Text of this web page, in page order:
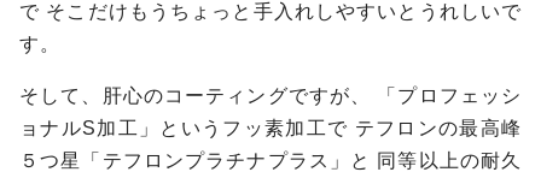
で そこだけもうちょっと手入れしやすいとうれしいで
す。
そして、肝心のコーティングですが、
「プロフェッシ
ョナルS加工」というフッ素加工で テフロンの最高峰
５つ星「テフロンプラチナプラス」と
同等以上の耐久